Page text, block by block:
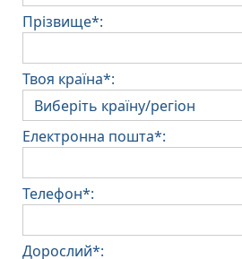
Прізвище*:
Твоя країна*:
Електронна пошта*:
Телефон*:
Дорослий*: